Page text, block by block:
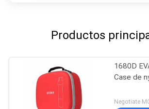
Productos
1680D
Case de
Negotiate